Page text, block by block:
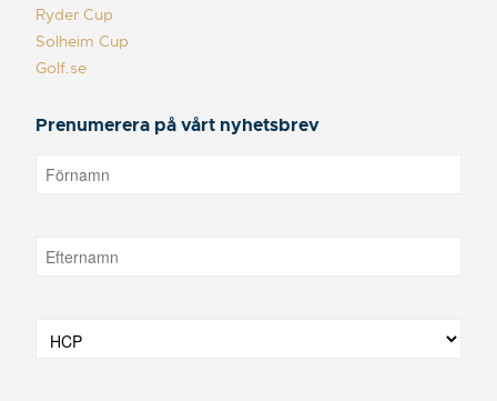
Ryder Cup
Solheim Cup
Golf.se
Prenumerera på vårt nyhetsbrev